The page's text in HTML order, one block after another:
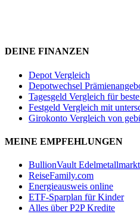
DEINE FINANZEN
Depot Vergleich
Depotwechsel
Tagesgeld Vergleich für
Festgeld Vergleich mit
Girokonto Vergleich von
MEINE EMPFEHLUNGEN
BullionVault Edelmetallmarkt
ReiseFamily.com
Energieausweis online
ETF-Sparplan für Kinder
Alles über P2P Kredite